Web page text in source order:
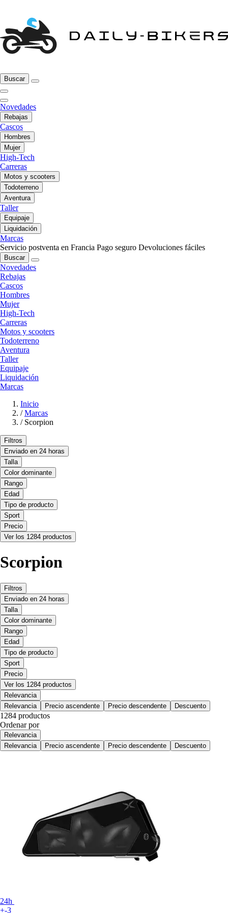
Buscar
Novedades
Rebajas
Cascos
Hombres
Mujer
High-Tech
Carreras
Motos y scooters
Todoterreno
Aventura
Taller
Equipaje
Liquidación
Marcas
Servicio postventa en Francia Pago seguro Devoluciones fáciles
Buscar
Novedades
Rebajas
Cascos
Hombres
Mujer
High-Tech
Carreras
Motos y scooters
Todoterreno
Aventura
Taller
Equipaje
Liquidación
Marcas
Inicio
/ Marcas
/ Scorpion
Filtros
Enviado en 24 horas
Talla
Color dominante
Rango
Edad
Tipo de producto
Sport
Precio
Ver los 1284 productos
Scorpion
Filtros
Enviado en 24 horas
Talla
Color dominante
Rango
Edad
Tipo de producto
Sport
Precio
Ver los 1284 productos
Relevancia
Relevancia
Precio ascendente Precio descendente Descuento
1284 productos
Ordenar por
Relevancia
Relevancia
Precio ascendente Precio descendente Descuento
24h
+-3